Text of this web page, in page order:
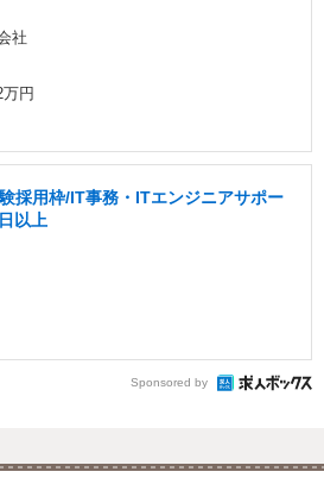
社
円
採用枠/IT事務・ITエンジニアサポー
以上
Sponsored by